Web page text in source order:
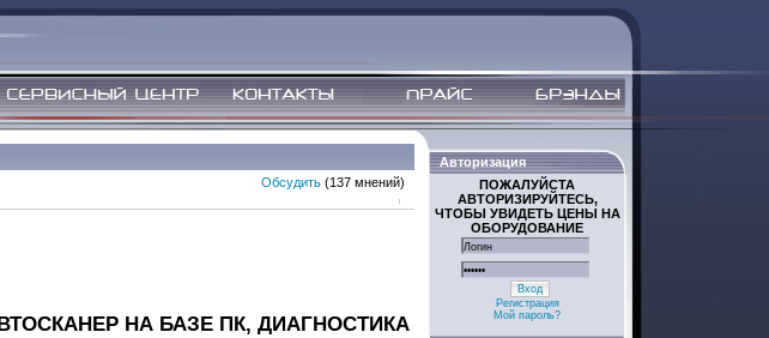
Обсудить (137 мнений)
НА БАЗЕ ПК, ДИАГНОСТИКА
Авторизация
ПОЖАЛУЙСТА
АВТОРИЗИРУЙТЕСЬ,
ЧТОБЫ УВИДЕТЬ ЦЕНЫ НА
ОБОРУДОВАНИЕ
Вход
Регистрация
Мой пароль?